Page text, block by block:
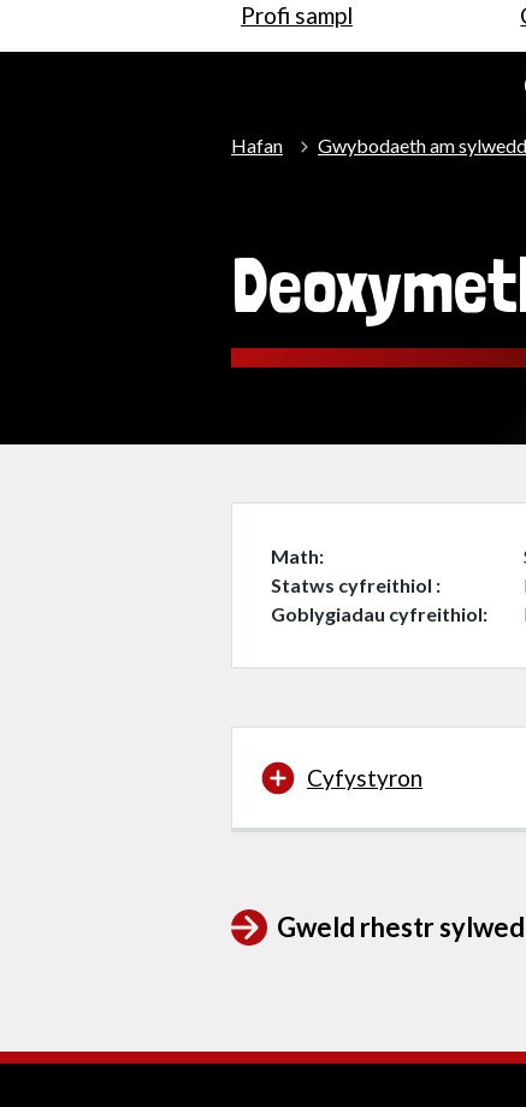
Profi sampl
Hafan Gwybodaeth am
Math
Statws cyfreithiol
Goblygiadau cyfreithiol
Cyfystyron
Gweld rhestr